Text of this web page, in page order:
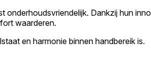
onderhoudsvriendelijk. Dankzij hun
waarderen.
en harmonie binnen handbereik is.